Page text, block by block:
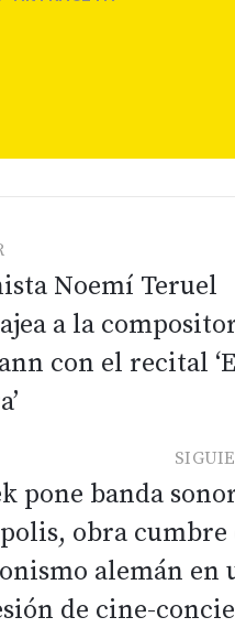
Noemí Teruel
a la
con el recital
pone banda
obra cumbre
alemán en
de cine-